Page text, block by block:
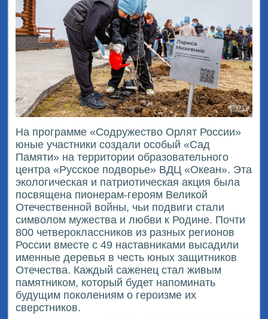
На программе «Содружество Орлят России»
юные участники создали особый «Сад
Памяти» на территории образовательного
центра «Русское подворье» ВДЦ «Океан». Эта
экологическая и патриотическая акция была
посвящена пионерам-героям Великой
Отечественной войны, чьи подвиги стали
символом мужества и любви к Родине. Почти
800 четвероклассников из разных регионов
России вместе с 49 наставниками высадили
именные деревья в честь юных защитников
Отечества. Каждый саженец стал живым
памятником, который будет напоминать
будущим поколениям о героизме их
сверстников.